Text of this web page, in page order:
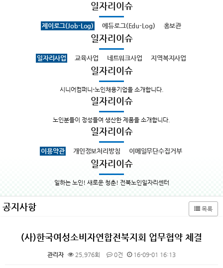
일자리이슈
제이로그(Job-Log) 에듀로그(Edu-Log) 홍보관
일자리이슈
일자리사업 교육사업 네트워크사업 지역복지사업
일자리이슈
시니어컴퍼니-노인채용기업을 소개합니다.
일자리이슈
노인분들이 정성들여 생산한 제품을 소개합니다.
일자리이슈
이용약관 개인정보처리방침 이메일무단수집거부
일자리이슈
일하는 노인! 새로운 청춘! 전북노인일자리센터
공지사항 목록
(사)한국여성소비자연합전북지회 업무협약 체결
관리자 25,976회 0건 16-09-01 16:13